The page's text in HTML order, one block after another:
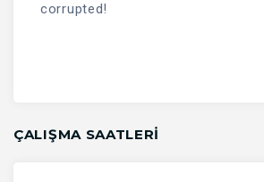
corrupted!
ÇALIŞMA SAATLERI